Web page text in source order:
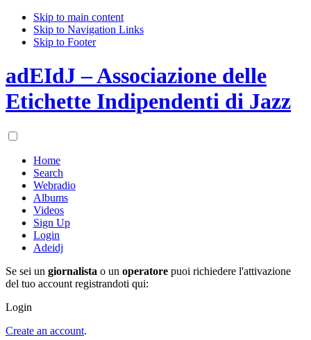
Skip to main content
Skip to Navigation Links
Skip to Footer
adEIdJ – Associazione delle
Etichette Indipendenti di Jazz
Home
Search
Webradio
Albums
Videos
Sign Up
Login
Adeidj
Se sei un giornalista o un operatore puoi richiedere l'attivazione
del tuo account registrandoti qui:
Login
Create an account.